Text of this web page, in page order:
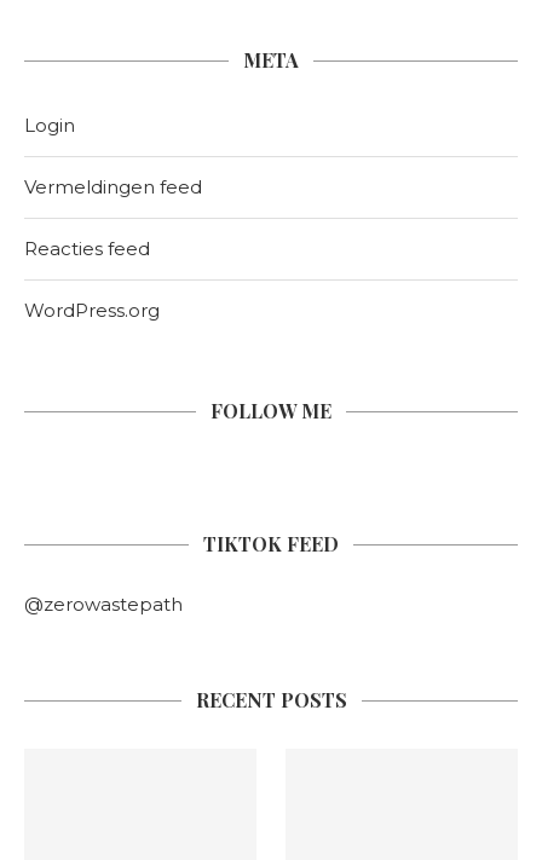
META
Login
Vermeldingen feed
Reacties feed
WordPress.org
FOLLOW ME
TIKTOK FEED
@zerowastepath
RECENT POSTS